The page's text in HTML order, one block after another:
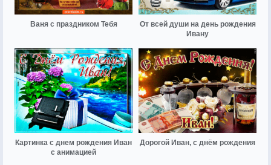
Ваня с праздником Тебя
От всей души на день рождения
Ивану
Картинка с днем рождения Иван
с анимацией
Дорогой Иван, с днём рождения